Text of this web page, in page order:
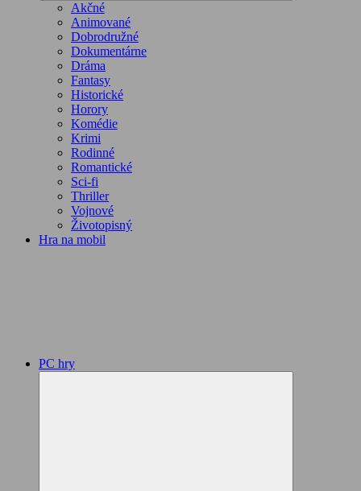
Akčné
Animované
Dobrodružné
Dokumentárne
Dráma
Fantasy
Historické
Horory
Komédie
Krimi
Rodinné
Romantické
Sci-fi
Thriller
Vojnové
Životopisný
Hra na mobil
PC hry